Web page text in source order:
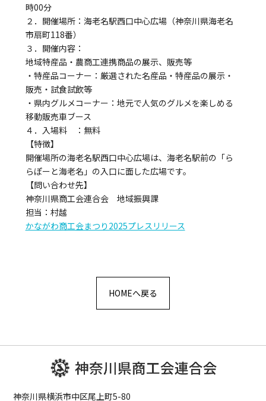
時00分
２．開催場所：海老名駅西口中心広場（神奈川県海老名
市扇町118番）
３．開催内容：
地域特産品・農商工連携商品の展示、販売等
・特産品コーナー：厳選された名産品・特産品の展示・
販売・試食試飲等
・県内グルメコーナー：地元で人気のグルメを楽しめる
移動販売車ブース
４．入場料 ：無料
【特徴】
開催場所の海老名駅西口中心広場は、海老名駅前の「ら
らぽーと海老名」の入口に面した広場です。
【問い合わせ先】
神奈川県商工会連合会 地域振興課
担当：村越
かながわ商工会まつり2025プレスリリース
HOMEへ戻る
神奈川県横浜市中区尾上町5-80